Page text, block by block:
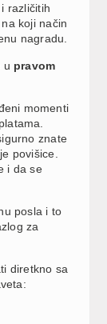
različitih
koji način
nagradu.
u pravom
momenti
znate
povišice.
i da se
posla i to
za
diretkno sa